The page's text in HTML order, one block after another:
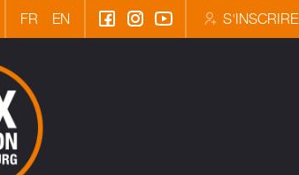
FR EN S'INSCRIRE